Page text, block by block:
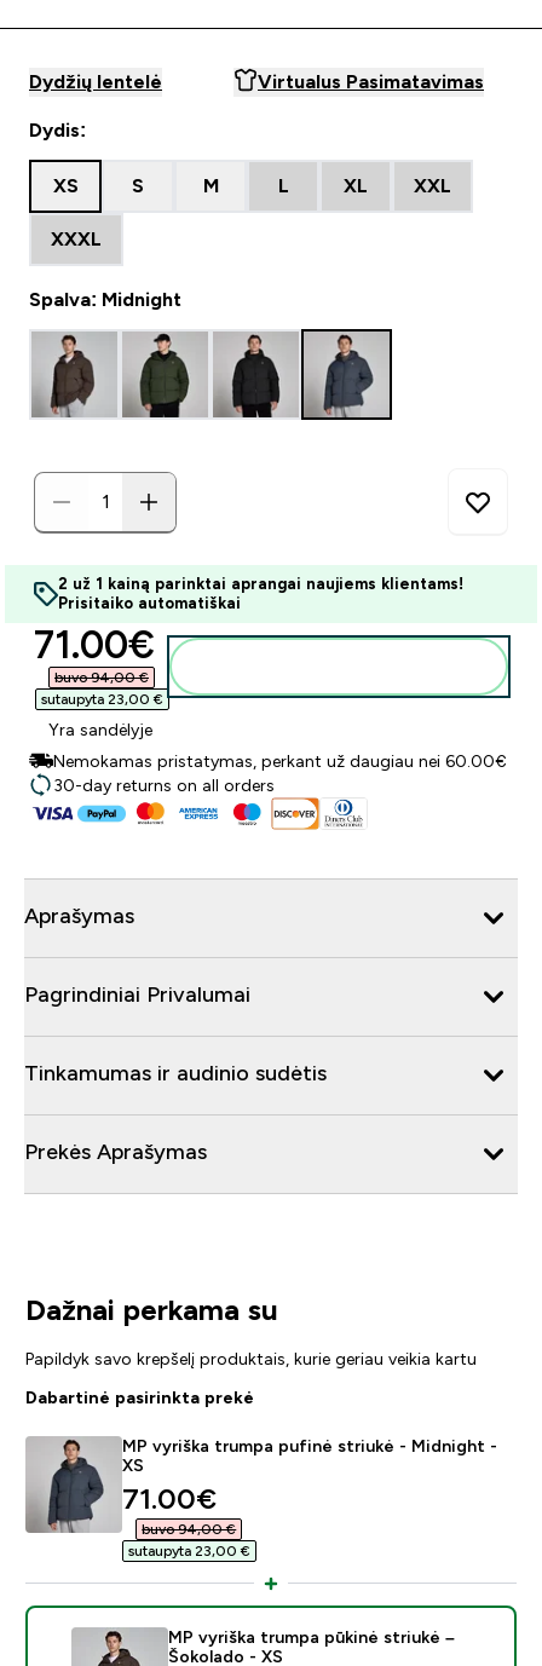
Dydžių lentelė Virtualus Pasimatavimas
Dydis:
XS S M L XL XXL
XXXL
Spalva: Midnight
2 už 1 kainą parinktai aprangai naujiems klientams!
Prisitaiko automatiškai
discounted price
71.00€‎
buvo 94,00 €‎
sutaupyta 23,00 €‎
Yra sandėlyje
Nemokamas pristatymas, perkant už daugiau nei 60.00€
30-day returns on all orders
Aprašymas
Pagrindiniai Privalumai
Tinkamumas ir audinio sudėtis
Prekės Aprašymas
Dažnai perkama su
Papildyk savo krepšelį produktais, kurie geriau veikia kartu
Dabartinė pasirinkta prekė
MP vyriška trumpa pufinė striukė - Midnight -
XS
discounted price
71.00€‎
buvo 94,00 €‎
sutaupyta 23,00 €‎
MP vyriška trumpa pūkinė striukė –
Šokolado - XS